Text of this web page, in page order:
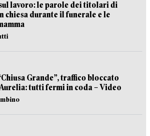
lavoro: le parole dei titolari di
chiesa durante il funerale e le
Grande”, traffico bloccato
tutti fermi in coda – Video